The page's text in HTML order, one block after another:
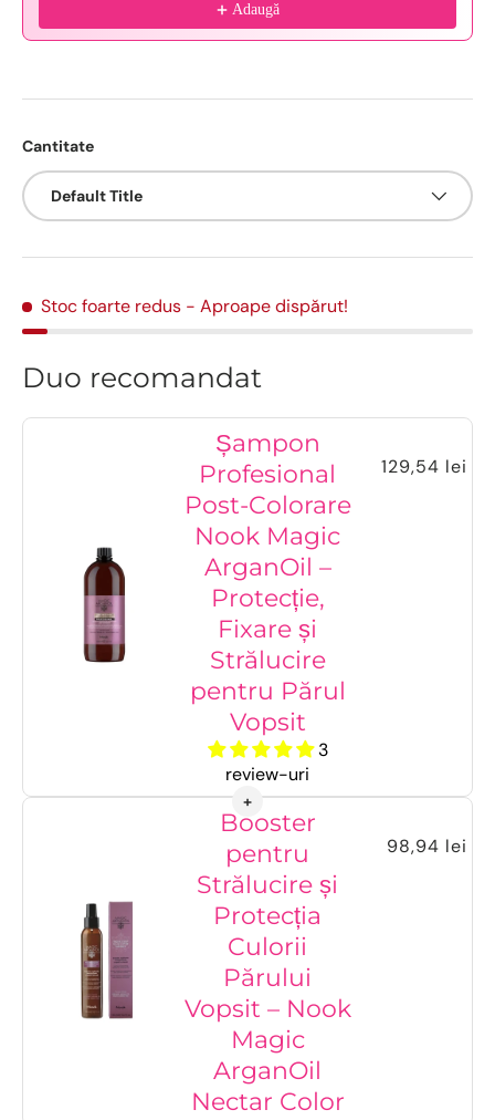
Adaugă
Cantitate
Default Title
Stoc foarte redus - Aproape dispărut!
Duo recomandat
Șampon
Profesional
Post-Colorare
Nook Magic
ArganOil –
Protecție,
Fixare și
Strălucire
pentru Părul
Vopsit
3
review-uri
129,54 lei
Booster
pentru
Strălucire și
Protecția
Culorii
Părului
Vopsit – Nook
Magic
ArganOil
Nectar Color
98,94 lei